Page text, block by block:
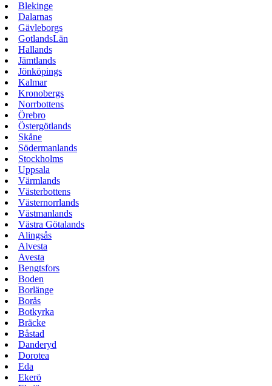
Blekinge
Dalarnas
Gävleborgs
GotlandsLän
Hallands
Jämtlands
Jönköpings
Kalmar
Kronobergs
Norrbottens
Örebro
Östergötlands
Skåne
Södermanlands
Stockholms
Uppsala
Värmlands
Västerbottens
Västernorrlands
Västmanlands
Västra Götalands
Alingsås
Alvesta
Avesta
Bengtsfors
Boden
Borlänge
Borås
Botkyrka
Bräcke
Båstad
Danderyd
Dorotea
Eda
Ekerö